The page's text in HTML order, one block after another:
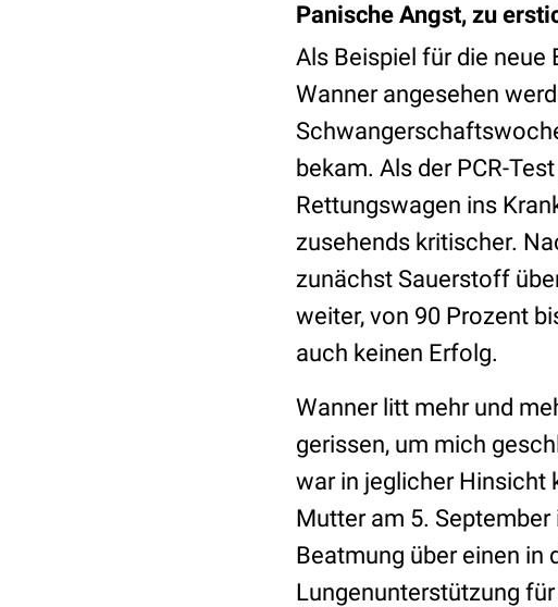
Panische Angst, zu
Als Beispiel für die
Wanner angesehen
bekam. Als der PCR-
Rettungswagen ins
zusehends kritischer.
zunächst Sauerstoff
weiter, von 90 Prozent
auch keinen Erfolg.
Wanner litt mehr und
gerissen, um mich
war in jeglicher Hinsicht
Mutter am 5.
Beatmung über einen in
Lungenunterstützung